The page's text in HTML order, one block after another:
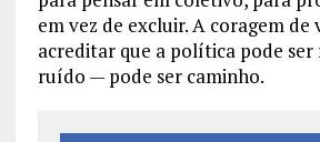
em vez de excluir. A coragem de
acreditar que a política pode ser
ruído — pode ser caminho.